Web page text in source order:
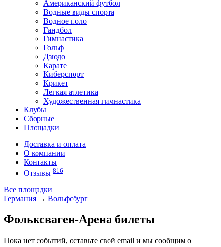
Американский футбол
Водные виды спорта
Водное поло
Гандбол
Гимнастика
Гольф
Дзюдо
Карате
Киберспорт
Крикет
Легкая атлетика
Художественная гимнастика
Клубы
Сборные
Площадки
Доставка и оплата
О компании
Контакты
Отзывы 816
Все площадки
Германия → Вольфсбург
Фольксваген-Арена билеты
Пока нет событий, оставьте свой email и мы сообщим о